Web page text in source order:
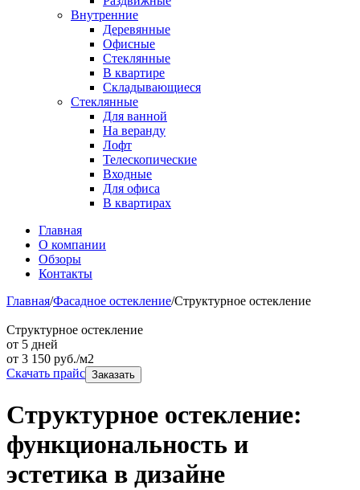
Внутренние
Деревянные
Офисные
Стеклянные
В квартире
Складывающиеся
Стеклянные
Для ванной
На веранду
Лофт
Телескопические
Входные
Для офиса
В квартирах
Главная
О компании
Обзоры
Контакты
Главная/Фасадное остекление/Структурное остекление
Структурное остекление
от 5 дней
от 3 150 руб./м2
Скачать прайс Заказать
Структурное остекление:
функциональность и
эстетика в дизайне